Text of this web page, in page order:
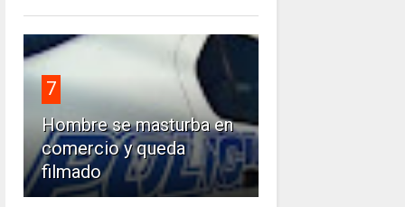
7
Hombre se masturba en
comercio y queda
filmado